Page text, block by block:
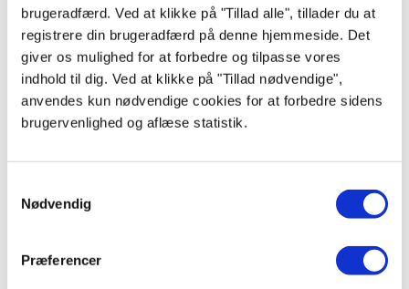
brugeradfærd. Ved at klikke på "Tillad alle", tillader du at
registrere din brugeradfærd på denne hjemmeside. Det
giver os mulighed for at forbedre og tilpasse vores
indhold til dig. Ved at klikke på "Tillad nødvendige",
anvendes kun nødvendige cookies for at forbedre sidens
brugervenlighed og aflæse statistik.
Nødvendig
Præferencer
Mangler du lidt hjælp og vejledning?
- Spørg os!
Søger du hjælp eller inspiration til at finde den rette
vare? Kontakt os i butikken.
Vi står klar med gode råd og tips samt et godt tilbud.